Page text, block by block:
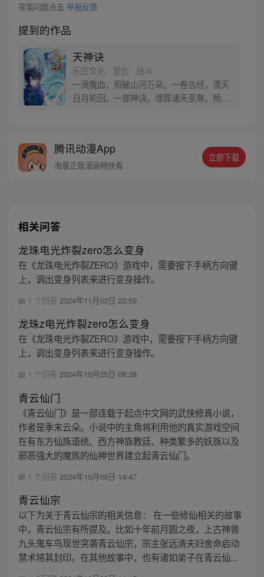
答案问题点击 举报反馈
提到的作品
天神诀
乐匠文化 · 复仇 · 战斗
一滴魔血，照破山河万朵。一卷古经，湮灭
日月轮回。一部神诀，埋葬诸天至尊。杨青
腾讯动漫App
海量正版漫画畅快看
立即下载
相关问答
龙珠电光炸裂zero怎么变身
在《龙珠电光炸裂ZERO》游戏中，需要按下手柄方向键
上，调出变身列表来进行变身操作。
1 个回答 2024年11月03日 23:59
龙珠z电光炸裂zero怎么变身
在《龙珠电光炸裂ZERO》游戏中，需要按下手柄方向键
上，调出变身列表来进行变身操作。
1 个回答 2024年10月25日 08:28
青云仙门
《青云仙门》是一部连载于起点中文网的武侠修真小说，
作者是季末云朵。小说中的主角将利用他的真实游戏空间
在有东方仙族道统、西方神族教廷、种类繁多的妖族以及
邪恶强大的魔族的仙神世界建立起青云仙门。
1 个回答 2024年10月09日 14:47
青云仙宗
以下为关于青云仙宗的相关信息： 在一些修仙相关的故事
中，青云仙宗有所提及。比如十年前月圆之夜，上古神兽
九头鬼车鸟现世突袭青云仙宗，宗主张远清夫妇舍命启动
禁术将其封印。在其他故事中，也有诸如弟子在青云仙...